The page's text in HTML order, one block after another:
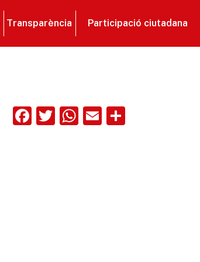
Transparència Participació ciutadana
Facebook
Twitter
WhatsApp
Email